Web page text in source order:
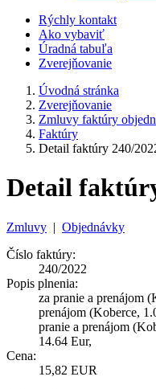
Rýchly kontakt
Ako vybaviť
Úradná tabuľa
Zverejňovanie
Úvodná stránka
Zverejňovanie
Zmluvy faktúry
Faktúry
Detail faktúry 240/
Detail
Zmluvy | Objednávky
Číslo faktúry:
240/2022
Popis plnenia:
za pranie a prenájom
prenájom (Koberce,
pranie a prenájom
14.64 Eur,
Cena:
15,82 EUR